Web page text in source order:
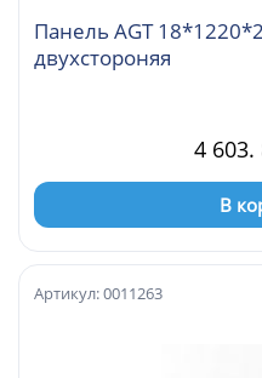
Панель AGT
двухстороняя
4 603.
В
Артикул: 0011263